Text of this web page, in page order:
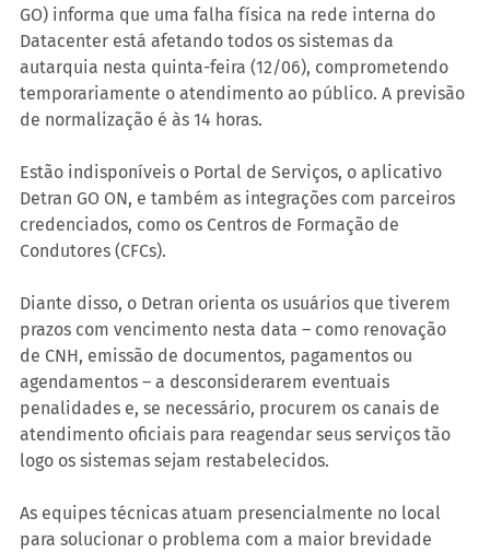
GO) informa que uma falha física na rede interna do
Datacenter está afetando todos os sistemas da
autarquia nesta quinta-feira (12/06), comprometendo
temporariamente o atendimento ao público. A previsão
de normalização é às 14 horas.
Estão indisponíveis o Portal de Serviços, o aplicativo
Detran GO ON, e também as integrações com parceiros
credenciados, como os Centros de Formação de
Condutores (CFCs).
Diante disso, o Detran orienta os usuários que tiverem
prazos com vencimento nesta data – como renovação
de CNH, emissão de documentos, pagamentos ou
agendamentos – a desconsiderarem eventuais
penalidades e, se necessário, procurem os canais de
atendimento oficiais para reagendar seus serviços tão
logo os sistemas sejam restabelecidos.
As equipes técnicas atuam presencialmente no local
para solucionar o problema com a maior brevidade